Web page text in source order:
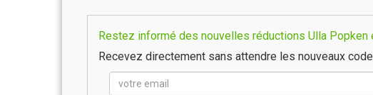
Restez informé des nouvelles réductions Ulla
Recevez directement sans attendre les nouveaux